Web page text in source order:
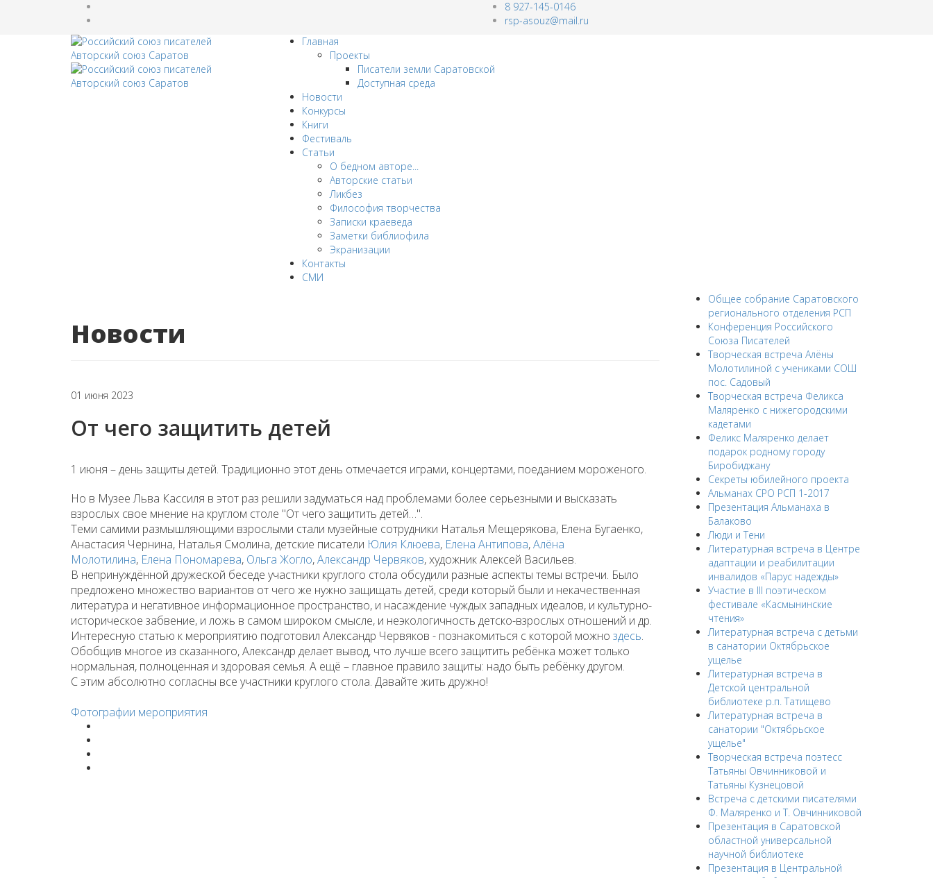
8 927-145-0146
rsp-asouz@mail.ru
Главная
Проекты
Писатели земли Саратовской
Доступная среда
Новости
Конкурсы
Книги
Фестиваль
Статьи
О бедном авторе...
Авторские статьи
Ликбез
Философия творчества
Записки краеведа
Заметки библиофила
Экранизации
Контакты
СМИ
Новости
01 июня 2023
От чего защитить детей
1 июня – день защиты детей. Традиционно этот день отмечается играми, концертами, поеданием мороженого.
Но в Музее Льва Кассиля в этот раз решили задуматься над проблемами более серьезными и высказать
взрослых свое мнение на круглом столе "От чего защитить детей…".
Теми самими размышляющими взрослыми стали музейные сотрудники Наталья Мещерякова, Елена Бугаенко,
Анастасия Чернина, Наталья Смолина, детские писатели Юлия Клюева, Елена Антипова,Алёна
Молотилина, Елена Пономарева, Ольга Жогло,Александр Червяков, художник Алексей Васильев.
В непринуждённой дружеской беседе участники круглого стола обсудили разные аспекты темы встречи. Было
предложено множество вариантов от чего же нужно защищать детей, среди который были и некачественная
литература и негативное информационное пространство, и насаждение чуждых западных идеалов, и культурно-
историческое забвение, и ложь в самом широком смысле, и неэкологичность детско-взрослых отношений и др.
Интересную статью к мероприятию подготовил Александр Червяков - познакомиться с которой можно здесь.
Обобщив многое из сказанного, Александр делает вывод, что лучше всего защитить ребёнка может только
нормальная, полноценная и здоровая семья. А ещё – главное правило защиты: надо быть ребёнку другом.
С этим абсолютно согласны все участники круглого стола. Давайте жить дружно!
Фотографии мероприятия
Общее собрание Саратовского
регионального отделения РСП
Конференция Российского
Союза Писателей
Творческая встреча Алёны
Молотилиной с учениками СОШ
пос. Садовый
Творческая встреча Феликса
Маляренко с нижегородскими
кадетами
Феликс Маляренко делает
подарок родному городу
Биробиджану
Секреты юбилейного проекта
Альманах СРО РСП 1-2017
Презентация Альманаха в
Балаково
Люди и Тени
Литературная встреча в Центре
адаптации и реабилитации
инвалидов «Парус надежды»
Участие в III поэтическом
фестивале «Касмынинские
чтения»
Литературная встреча с детьми
в санатории Октябрьское
ущелье
Литературная встреча в
Детской центральной
библиотеке р.п. Татищево
Литературная встреча в
санатории "Октябрьское
ущелье"
Творческая встреча поэтесс
Татьяны Овчинниковой и
Татьяны Кузнецовой
Встреча с детскими писателями
Ф. Маляренко и Т. Овчинниковой
Презентация в Саратовской
областной универсальной
научной библиотеке
Презентация в Центральной